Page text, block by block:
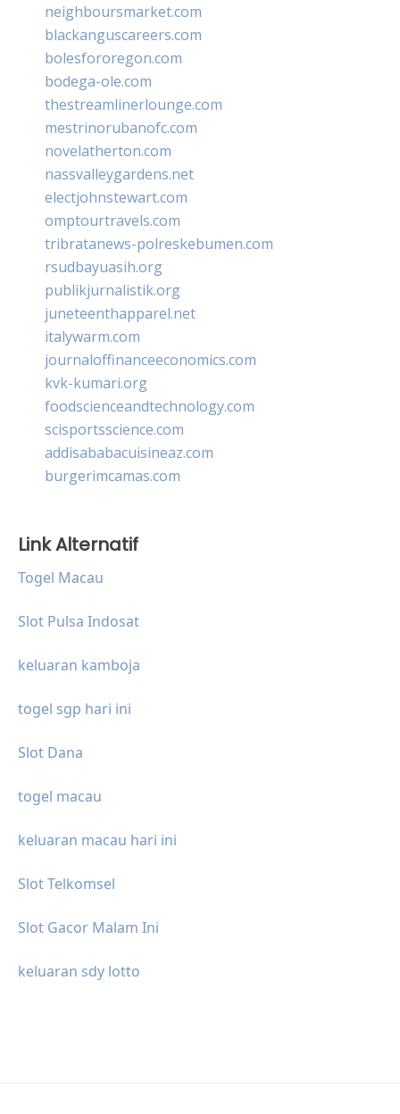
neighboursmarket.com
blackanguscareers.com
bolesfororegon.com
bodega-ole.com
thestreamlinerlounge.com
mestrinorubanofc.com
novelatherton.com
nassvalleygardens.net
electjohnstewart.com
omptourtravels.com
tribratanews-polreskebumen.com
rsudbayuasih.org
publikjurnalistik.org
juneteenthapparel.net
italywarm.com
journaloffinanceeconomics.com
kvk-kumari.org
foodscienceandtechnology.com
scisportsscience.com
addisababacuisineaz.com
burgerimcamas.com
Link Alternatif
Togel Macau
Slot Pulsa Indosat
keluaran kamboja
togel sgp hari ini
Slot Dana
togel macau
keluaran macau hari ini
Slot Telkomsel
Slot Gacor Malam Ini
keluaran sdy lotto